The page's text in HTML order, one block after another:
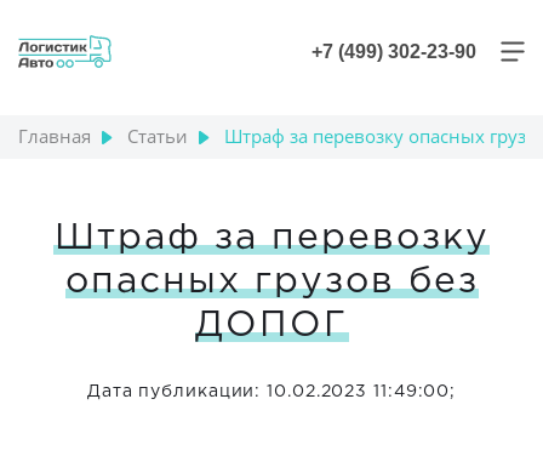
+7 (499) 302-23-90
Главная Статьи Штраф за перевозку опасных
Штраф за перевозку
опасных грузов без
ДОПОГ
Дата публикации: 10.02.2023 11:49:00;